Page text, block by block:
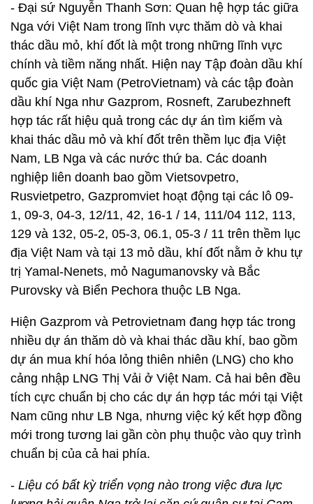
- Đại sứ Nguyễn Thanh Sơn: Quan hệ hợp tác giữa
Nga với Việt Nam trong lĩnh vực thăm dò và khai
thác dầu mỏ, khí đốt là một trong những lĩnh vực
chính và tiềm năng nhất. Hiện nay Tập đoàn dầu khí
quốc gia Việt Nam (PetroVietnam) và các tập đoàn
dầu khí Nga như Gazprom, Rosneft, Zarubezhneft
hợp tác rất hiệu quả trong các dự án tìm kiếm và
khai thác dầu mỏ và khí đốt trên thềm lục địa Việt
Nam, LB Nga và các nước thứ ba. Các doanh
nghiệp liên doanh bao gồm Vietsovpetro,
Rusvietpetro, Gazpromviet hoạt động tại các lô 09-
1, 09-3, 04-3, 12/11, 42, 16-1 / 14, 111/04 112, 113,
129 và 132, 05-2, 05-3, 06.1, 05-3 / 11 trên thềm lục
địa Việt Nam và tại 13 mỏ dầu, khí đốt nằm ở khu tự
trị Yamal-Nenets, mỏ Nagumanovsky và Bắc
Purovsky và Biển Pechora thuộc LB Nga.
Hiện Gazprom và Petrovietnam đang hợp tác trong
nhiều dự án thăm dò và khai thác dầu khí, bao gồm
dự án mua khí hóa lỏng thiên nhiên (LNG) cho kho
cảng nhập LNG Thị Vải ở Việt Nam. Cả hai bên đều
tích cực chuẩn bị cho các dự án hợp tác mới tại Việt
Nam cũng như LB Nga, nhưng việc ký kết hợp đồng
mới trong tương lai gần còn phụ thuộc vào quy trình
chuẩn bị của cả hai phía.
- Liệu có bất kỳ triển vọng nào trong việc đưa lực